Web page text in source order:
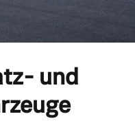
und